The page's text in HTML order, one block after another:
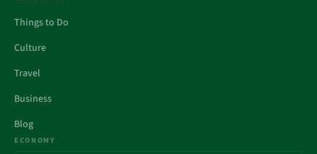
Things to Do
Culture
Travel
Business
Blog
ECONOMY